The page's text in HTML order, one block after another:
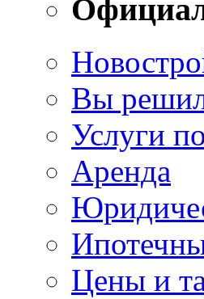
Вы
Услуги
Аренда
Цены и